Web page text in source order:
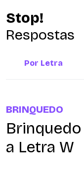
Stop!
Respostas
Por Letra
BRINQUEDO
a Letra W